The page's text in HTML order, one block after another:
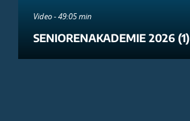
Video - 49:05 min
SENIORENAKADEMIE 2026 (1)